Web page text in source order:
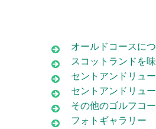
オールドコースに
スコットランドを
セントアンドリュ
セントアンドリュ
その他のゴルフコ
フォトギャラリー